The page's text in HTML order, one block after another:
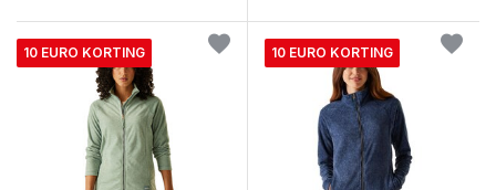
10 EURO KORTING 10 EURO KORTING